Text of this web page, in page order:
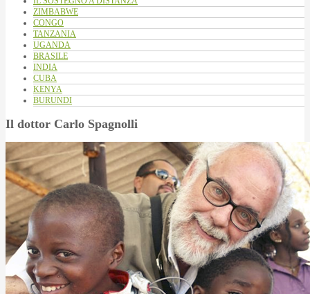
ZIMBABWE
CONGO
TANZANIA
UGANDA
BRASILE
INDIA
CUBA
KENYA
BURUNDI
Il dottor Carlo Spagnolli